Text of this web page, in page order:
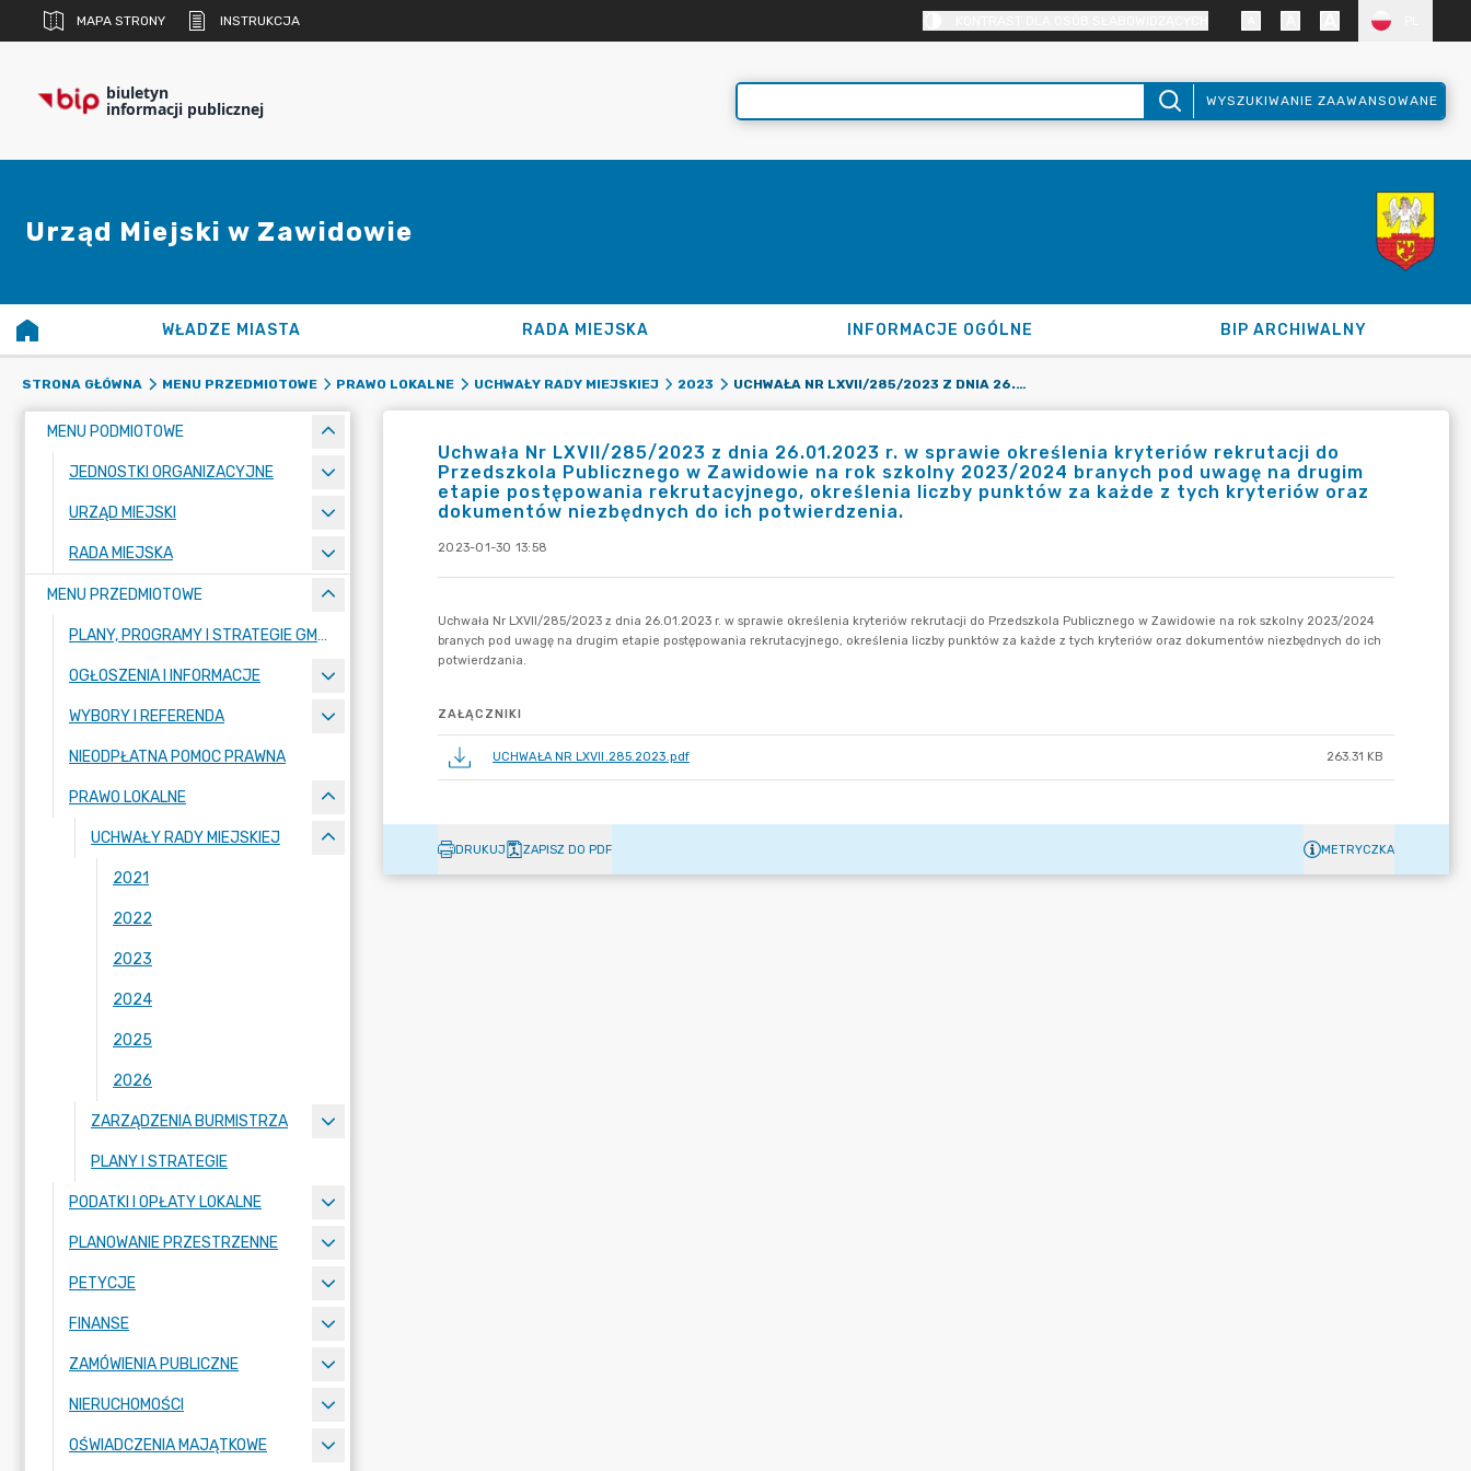
MAPA STRONY INSTRUKCJA
biuletyn
informacji publicznej WYSZUKIWANIE ZAAWANSOWANE
Urząd Miejski w Zawidowie
WŁADZE MIASTA RADA MIEJSKA INFORMACJE OGÓLNE BIP ARCHIWALNY
STRONA GŁÓWNA MENU PRZEDMIOTOWE PRAWO LOKALNE UCHWAŁY RADY MIEJSKIEJ 2023 UCHWAŁA NR LXVII/285/2023 Z DNIA 26.01.2023 R. W SPRAWIE OKREŚLENIA KRYTERIÓW REKRUTACJI DO PRZEDSZKOLA PUBLICZNEGO W ZAWIDOWIE NA ROK SZKOLNY 2023/2024 BRANYCH POD UWAGĘ NA DRUGIM ETAPIE POSTĘPOWANIA REKRUTACYJNEGO, OKREŚLENIA LICZBY PUNKTÓW ZA KAŻDE Z TYCH KRYTERIÓW ORAZ DOKUMENTÓW NIEZBĘDNYCH DO ICH POTWIERDZENIA.
MENU PODMIOTOWE
JEDNOSTKI ORGANIZACYJNE
URZĄD MIEJSKI
RADA MIEJSKA
MENU PRZEDMIOTOWE
PLANY, PROGRAMY I STRATEGIE GMINY
OGŁOSZENIA I INFORMACJE
WYBORY I REFERENDA
NIEODPŁATNA POMOC PRAWNA
PRAWO LOKALNE
UCHWAŁY RADY MIEJSKIEJ
2021
2022
2023
2024
2025
2026
ZARZĄDZENIA BURMISTRZA
PLANY I STRATEGIE
PODATKI I OPŁATY LOKALNE
PLANOWANIE PRZESTRZENNE
PETYCJE
FINANSE
ZAMÓWIENIA PUBLICZNE
NIERUCHOMOŚCI
OŚWIADCZENIA MAJĄTKOWE
Uchwała Nr LXVII/285/2023 z dnia 26.01.2023 r. w sprawie określenia kryteriów rekrutacji do
Przedszkola Publicznego w Zawidowie na rok szkolny 2023/2024 branych pod uwagę na drugim
etapie postępowania rekrutacyjnego, określenia liczby punktów za każde z tych kryteriów oraz
dokumentów niezbędnych do ich potwierdzenia.
2023-01-30 13:58
ZAŁĄCZNIKI
UCHWAŁA NR LXVII.285.2023.pdf 263.31 KB
DRUKUJ ZAPISZ DO PDF METRYCZKA